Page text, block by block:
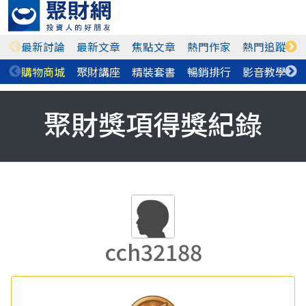
最新討論 最新文章 焦點文章 熱門作家 熱門追蹤
購物商城 聚財講座 精裝套書 暢銷排行 影音教學
聚財獎項得獎紀錄
cch32188